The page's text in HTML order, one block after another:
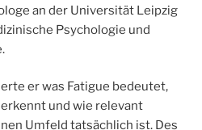
an der Universität Leipzig
Psychologie und
er was Fatigue bedeutet,
und wie relevant
Umfeld tatsächlich ist. Des